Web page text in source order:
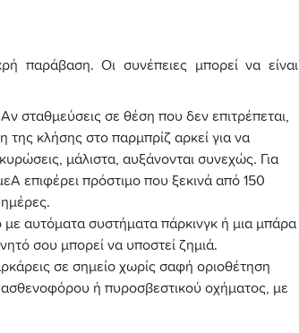
παράβαση. Οι συνέπειες μπορεί να είναι
σταθμεύσεις σε θέση που δεν επιτρέπεται,
της κλήσης στο παρμπρίζ αρκεί για να
μάλιστα, αυξάνονται συνεχώς. Για
επιφέρει πρόστιμο που ξεκινά από 150
αυτόματα συστήματα πάρκινγκ ή μια μπάρα
σου μπορεί να υποστεί ζημιά.
σε σημείο χωρίς σαφή οριοθέτηση
ασθενοφόρου ή πυροσβεστικού οχήματος, με